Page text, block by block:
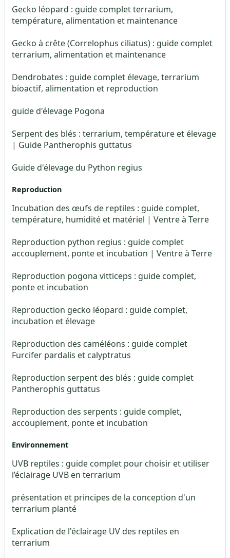
Gecko léopard : guide complet terrarium,
température, alimentation et maintenance
Gecko à crête (Correlophus ciliatus) : guide complet
terrarium, alimentation et maintenance
Dendrobates : guide complet élevage, terrarium
bioactif, alimentation et reproduction
guide d'élevage Pogona
Serpent des blés : terrarium, température et élevage
| Guide Pantherophis guttatus
Guide d'élevage du Python regius
Reproduction
Incubation des œufs de reptiles : guide complet,
température, humidité et matériel | Ventre à Terre
Reproduction python regius : guide complet
accouplement, ponte et incubation | Ventre à Terre
Reproduction pogona vitticeps : guide complet,
ponte et incubation
Reproduction gecko léopard : guide complet,
incubation et élevage
Reproduction des caméléons : guide complet
Furcifer pardalis et calyptratus
Reproduction serpent des blés : guide complet
Pantherophis guttatus
Reproduction des serpents : guide complet,
accouplement, ponte et incubation
Environnement
UVB reptiles : guide complet pour choisir et utiliser
l’éclairage UVB en terrarium
présentation et principes de la conception d'un
terrarium planté
Explication de l'éclairage UV des reptiles en
terrarium